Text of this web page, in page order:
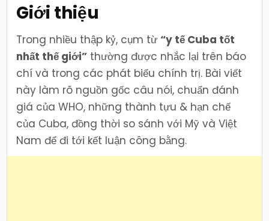
tiêu
chí,
số
liệu
kết
luận
Giới thiệu
Trong nhiều thập kỷ, cụm từ “y tế Cuba tốt
nhất thế giới” thường được nhắc lại trên báo
chí và trong các phát biểu chính trị. Bài viết
này làm rõ nguồn gốc câu nói, chuẩn đánh
giá của WHO, những thành tựu & hạn chế
của Cuba, đồng thời so sánh với Mỹ và Việt
Nam để đi tới kết luận công bằng.